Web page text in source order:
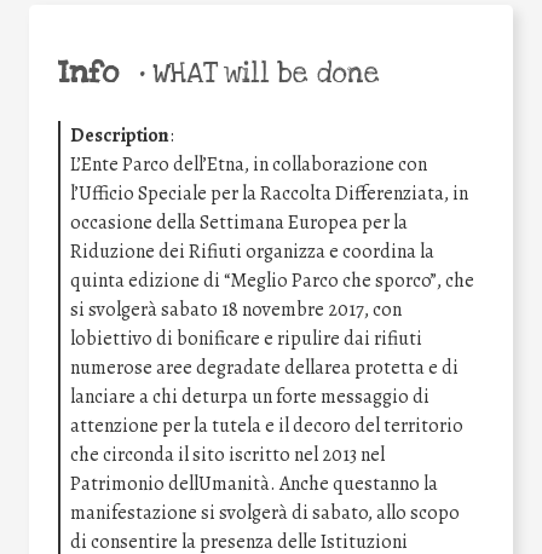
Info •WHAT will be done
Description:
L’Ente Parco dell’Etna, in collaborazione con
l’Ufficio Speciale per la Raccolta Differenziata, in
occasione della Settimana Europea per la
Riduzione dei Rifiuti organizza e coordina la
quinta edizione di “Meglio Parco che sporco”, che
si svolgerà sabato 18 novembre 2017, con
lobiettivo di bonificare e ripulire dai rifiuti
numerose aree degradate dellarea protetta e di
lanciare a chi deturpa un forte messaggio di
attenzione per la tutela e il decoro del territorio
che circonda il sito iscritto nel 2013 nel
Patrimonio dellUmanità. Anche questanno la
manifestazione si svolgerà di sabato, allo scopo
di consentire la presenza delle Istituzioni